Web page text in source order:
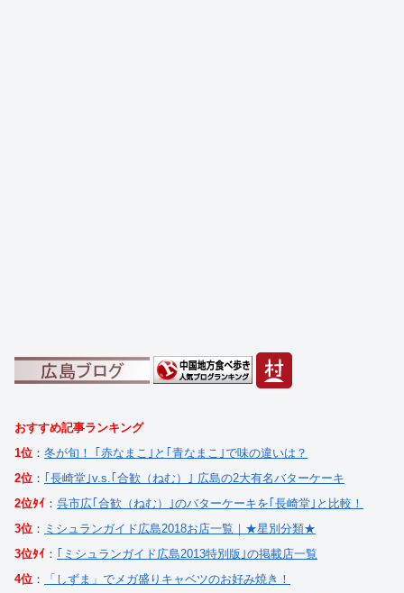
おすすめ記事ランキング
1位 ： 冬が旬！ ｢赤なまこ｣と｢青なまこ｣で味の違いは？
2位 ： ｢長崎堂｣v.s.｢合歓（ねむ）｣ 広島の2大有名バターケーキ
2位ﾀｲ ： 呉市広｢合歓（ねむ）｣のバターケーキを｢長崎堂｣と比較！
3位 ： ミシュランガイド広島2018お店一覧｜★星別分類★
3位ﾀｲ ： ｢ミシュランガイド広島2013特別版｣の掲載店一覧
4位 ：
「しずま」でメガ盛りキャベツのお好み焼き！